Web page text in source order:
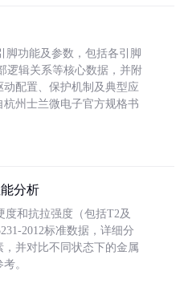
脚功能及参数，包括各引脚
逻辑关系等核心数据，并附
配置、保护机制及典型应
州士兰微电子官方规格书
分析
和抗拉强度（包括T2及
2012标准数据，详细分
并对比不同状态下的金属
。